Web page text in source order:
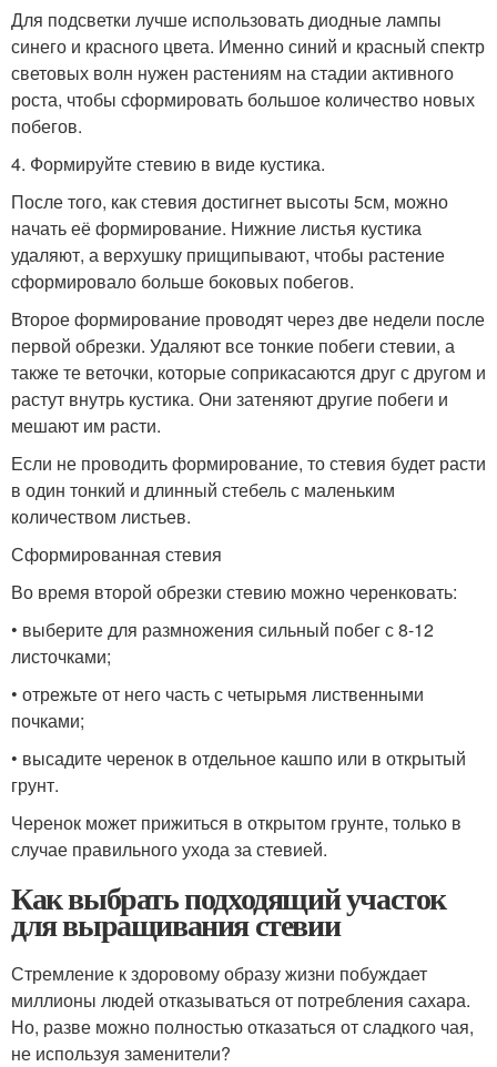
Для подсветки лучше использовать диодные лампы
синего и красного цвета. Именно синий и красный спектр
световых волн нужен растениям на стадии активного
роста, чтобы сформировать большое количество новых
побегов.
4. Формируйте стевию в виде кустика.
После того, как стевия достигнет высоты 5см, можно
начать её формирование. Нижние листья кустика
удаляют, а верхушку прищипывают, чтобы растение
сформировало больше боковых побегов.
Второе формирование проводят через две недели после
первой обрезки. Удаляют все тонкие побеги стевии, а
также те веточки, которые соприкасаются друг с другом и
растут внутрь кустика. Они затеняют другие побеги и
мешают им расти.
Если не проводить формирование, то стевия будет расти
в один тонкий и длинный стебель с маленьким
количеством листьев.
Сформированная стевия
Во время второй обрезки стевию можно черенковать:
• выберите для размножения сильный побег с 8-12
листочками;
• отрежьте от него часть с четырьмя лиственными
почками;
• высадите черенок в отдельное кашпо или в открытый
грунт.
Черенок может прижиться в открытом грунте, только в
случае правильного ухода за стевией.
Как выбрать подходящий участок
для выращивания стевии
Стремление к здоровому образу жизни побуждает
миллионы людей отказываться от потребления сахара.
Но, разве можно полностью отказаться от сладкого чая,
не используя заменители?